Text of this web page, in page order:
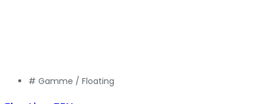
# Gamme / Floating